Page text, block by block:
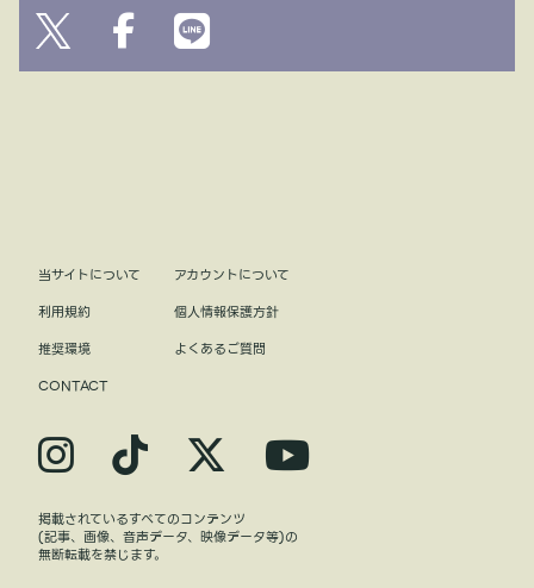
当サイトについて
アカウントについて
利用規約
個人情報保護方針
推奨環境
よくあるご質問
CONTACT
掲載されているすべてのコンテンツ
(記事、画像、音声データ、映像データ等)の
無断転載を禁じます。